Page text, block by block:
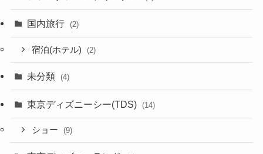
国内旅行 (2)
宿泊(ホテル) (2)
未分類 (4)
東京ディズニーシー(TDS) (14)
ショー (9)